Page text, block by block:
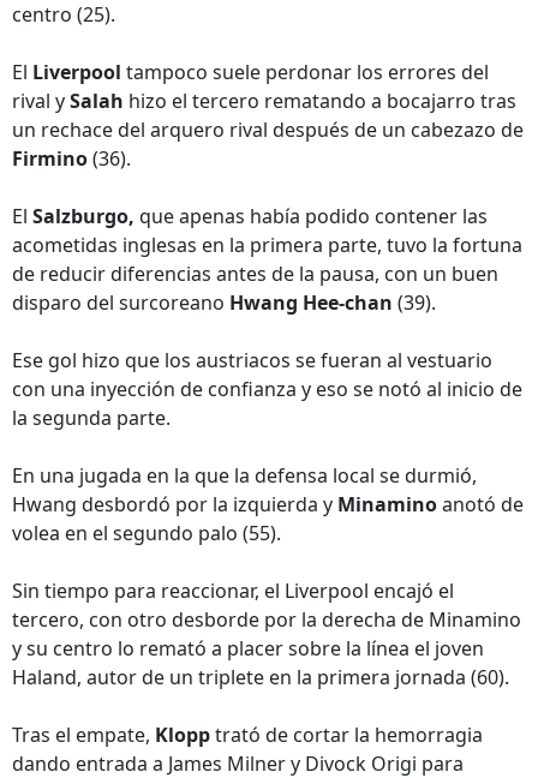
centro (25).
El Liverpool tampoco suele perdonar los errores del
rival ySalah hizo el tercero rematando a bocajarro tras
un rechace del arquero rival después de un cabezazo de
Firmino(36).
El Salzburgo, que apenas había podido contener las
acometidas inglesas en la primera parte, tuvo la fortuna
de reducir diferencias antes de la pausa, con un buen
disparo del surcoreano Hwang Hee-chan (39).
Ese gol hizo que los austriacos se fueran al vestuario
con una inyección de confianza y eso se notó al inicio de
la segunda parte.
En una jugada en la que la defensa local se durmió,
Hwang desbordó por la izquierda y Minaminoanotó de
volea en el segundo palo (55).
Sin tiempo para reaccionar, el Liverpool encajó el
tercero, con otro desborde por la derecha de Minamino
y su centro lo remató a placer sobre la línea el joven
Haland, autor de un triplete en la primera jornada (60).
Tras el empate, Klopptrató de cortar la hemorragia
dando entrada a James Milner y Divock Origi para